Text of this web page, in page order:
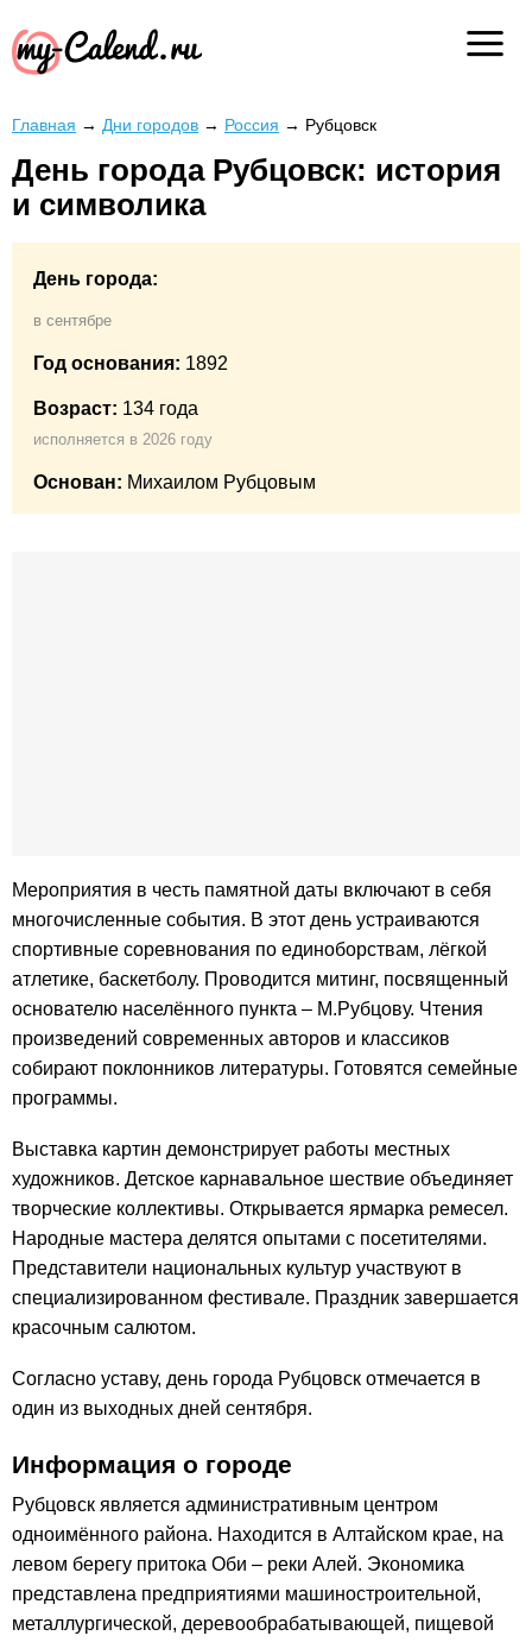
Главная → Дни городов → Россия → Рубцовск
День города Рубцовск: история
и символика
День города:
в сентябре
Год основания: 1892
Возраст: 134 года
исполняется в 2026 году
Основан: Михаилом Рубцовым
Мероприятия в честь памятной даты включают в себя
многочисленные события. В этот день устраиваются
спортивные соревнования по единоборствам, лёгкой
атлетике, баскетболу. Проводится митинг, посвященный
основателю населённого пункта – М.Рубцову. Чтения
произведений современных авторов и классиков
собирают поклонников литературы. Готовятся семейные
программы.
Выставка картин демонстрирует работы местных
художников. Детское карнавальное шествие объединяет
творческие коллективы. Открывается ярмарка ремесел.
Народные мастера делятся опытами с посетителями.
Представители национальных культур участвуют в
специализированном фестивале. Праздник завершается
красочным салютом.
Согласно уставу, день города Рубцовск отмечается в
один из выходных дней сентября.
Информация о городе
Рубцовск является административным центром
одноимённого района. Находится в Алтайском крае, на
левом берегу притока Оби – реки Алей. Экономика
представлена предприятиями машиностроительной,
металлургической, деревообрабатывающей, пищевой